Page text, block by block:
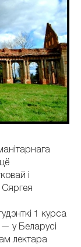
і
1 курса
у Беларусі
лектара